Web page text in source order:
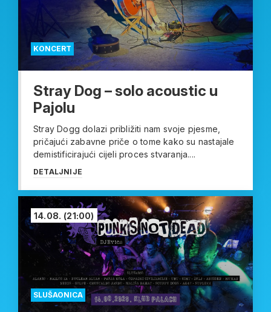
KONCERT
Stray Dog – solo acoustic u
Pajolu
Stray Dogg dolazi približiti nam svoje pjesme,
pričajući zabavne priče o tome kako su nastajale
demistificirajući cijeli proces stvaranja....
DETALJNIJE
SLUŠAONICA
14.08. (21:00)